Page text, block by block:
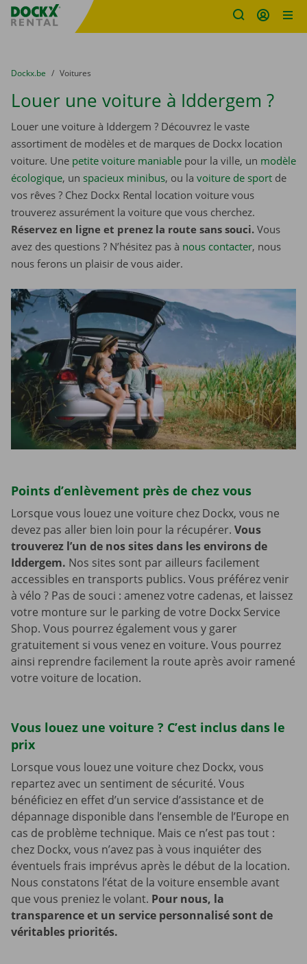
sitename
You are here:
du
Dockx.be to
Voitures
Louer une voiture à Iddergem ?
Louer une voiture à Iddergem ? Découvrez le vaste
assortiment de modèles et de marques de Dockx location
voiture. Une petite voiture maniable pour la ville, un modèle
écologique, un spacieux minibus, ou la voiture de sport de
vos rêves ? Chez Dockx Rental location voiture vous
trouverez assurément la voiture que vous cherchez.
Réservez en ligne et prenez la route sans souci. Vous
avez des questions ? N’hésitez pas à nous contacter, nous
nous ferons un plaisir de vous aider.
Points d’enlèvement près de chez vous
Lorsque vous louez une voiture chez Dockx, vous ne
devez pas aller bien loin pour la récupérer. Vous
trouverez l’un de nos sites dans les environs de
Iddergem. Nos sites sont par ailleurs facilement
accessibles en transports publics. Vous préférez venir
à vélo ? Pas de souci : amenez votre cadenas, et laissez
votre monture sur le parking de votre Dockx Service
Shop. Vous pourrez également vous y garer
gratuitement si vous venez en voiture. Vous pourrez
ainsi reprendre facilement la route après avoir ramené
votre voiture de location.
Vous louez une voiture ? C’est inclus dans le
prix
Lorsque vous louez une voiture chez Dockx, vous
repartez avec un sentiment de sécurité. Vous
bénéficiez en effet d’un service d’assistance et de
dépannage disponible dans l’ensemble de l’Europe en
cas de problème technique. Mais ce n’est pas tout :
chez Dockx, vous n’avez pas à vous inquiéter des
éventuels frais imprévus après le début de la location.
Nous constatons l’état de la voiture ensemble avant
que vous preniez le volant. Pour nous, la
transparence et un service personnalisé sont de
véritables priorités.